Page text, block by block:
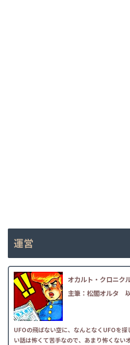
運営
オカルト・クロニク
主筆：松閣オルタ
UFOの飛ばない空に、なんとなくUFOを
い話は怖くて苦手なので、あまり怖くない